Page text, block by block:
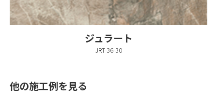
ジュラート
JRT-36-30
他の施工例を見る